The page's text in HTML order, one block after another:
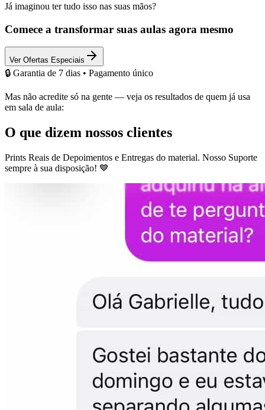
Já imaginou ter tudo isso nas suas mãos?
Comece a transformar suas aulas agora mesmo
Ver Ofertas Especiais
🔒 Garantia de 7 dias • Pagamento único
Mas não acredite só na gente — veja os resultados de quem já usa
em sala de aula:
O que dizem nossos clientes
Prints Reais de Depoimentos e Entregas do material. Nosso Suporte
sempre à sua disposição! 💙